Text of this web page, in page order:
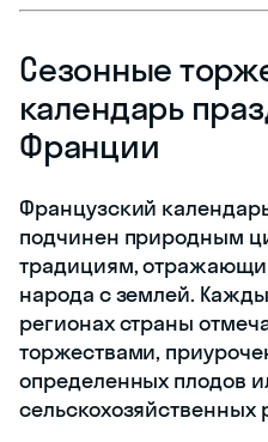
Сезонные
календарь
Франции
Французский
подчинен природным
традициям,
народа с землей.
регионах страны
торжествами,
определенных плодов
сельскохозяйственных